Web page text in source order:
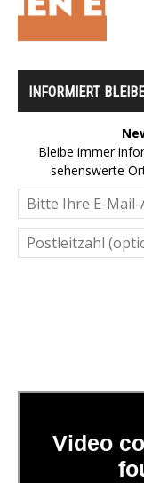
INFORMIERT
Bleibe immer
sehenswerte